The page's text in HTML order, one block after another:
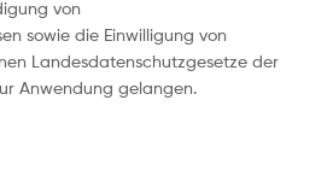
von
sowie die Einwilligung von
Landesdatenschutzgesetze der
Anwendung gelangen.